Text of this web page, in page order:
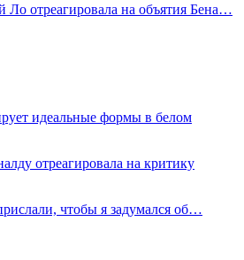
Ло отреагировала на объятия Бена…
идеальные формы в белом
отреагировала на критику
чтобы я задумался об…